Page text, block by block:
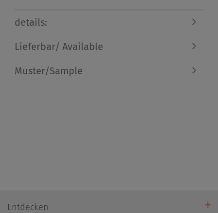
details:
Lieferbar/ Available
Muster/Sample
Entdecken